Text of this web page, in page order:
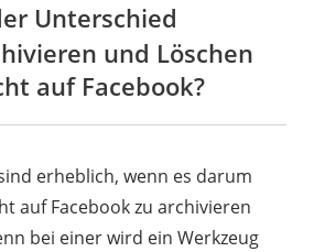
Unterschied
und Löschen
auf Facebook?
erheblich, wenn es darum
auf Facebook zu archivieren
bei einer wird ein Werkzeug